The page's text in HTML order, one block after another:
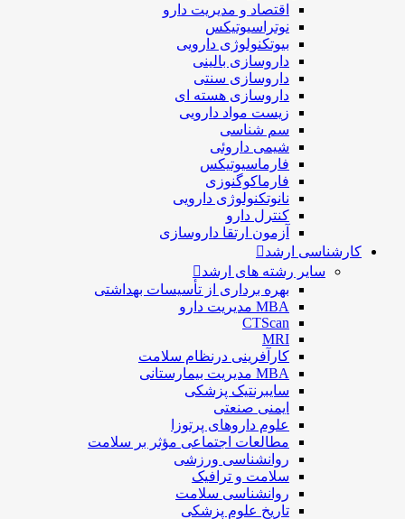
اقتصاد و مديريت دارو
نوتراسیوتیکس
بيوتكنولوژی دارویی
داروسازی بالينی
داروسازی سنتی
داروسازی هسته ای
زیست مواد دارویی
سم شناسی
شيمی داروئی
فارماسيوتيكس
فارماكوگنوزی
نانوتکنولوژی دارویی
كنترل دارو
آزمون ارتقا داروسازی
کارشناسی ارشد
سایر رشته های ارشد
بهره برداری از تأسیسات بهداشتی
MBA مدیریت دارو
CTScan
MRI
کارآفرینی درنظام سلامت
MBA مدیریت بیمارستانی
سایبرنتیک پزشکی
ایمنی صنعتی
علوم داروهای پرتوزا
مطالعات اجتماعی مؤثر بر سلامت
روانشناسی ورزشی
سلامت و ترافیک
روانشناسی سلامت
تاریخ علوم پزشکی